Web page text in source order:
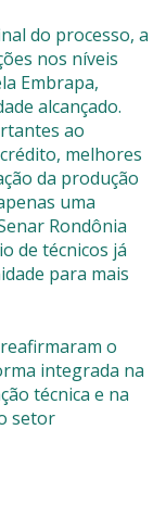
do processo, a
nos níveis
Embrapa,
alcançado.
ao
melhores
da produção
uma
Rondônia
de técnicos já
para mais
o
integrada na
técnica e na
setor